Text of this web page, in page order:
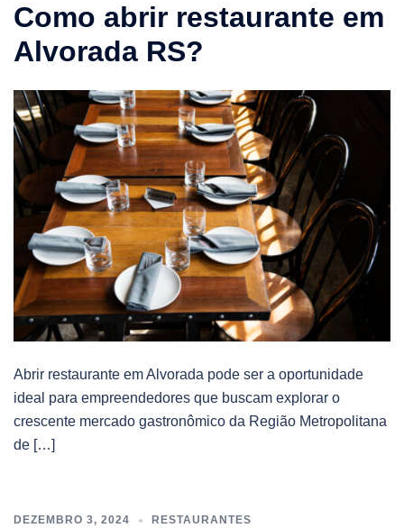
Como abrir restaurante em
Alvorada RS?
Abrir restaurante em Alvorada pode ser a oportunidade
ideal para empreendedores que buscam explorar o
crescente mercado gastronômico da Região Metropolitana
de […]
DEZEMBRO 3, 2024 RESTAURANTES